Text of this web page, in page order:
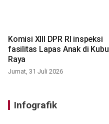
Komisi XIII DPR RI inspeksi
fasilitas Lapas Anak di Kubu
Raya
Jumat, 31 Juli 2026
Infografik